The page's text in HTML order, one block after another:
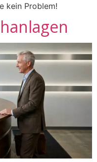
kein Problem!